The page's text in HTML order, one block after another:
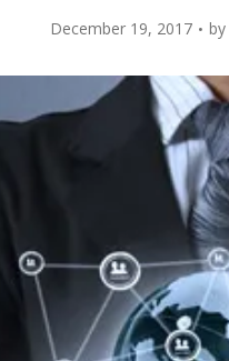
December 19, 2017 by